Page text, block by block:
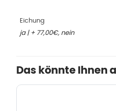
Eichung
ja | + 77,00€, nein
Das könnte Ihnen